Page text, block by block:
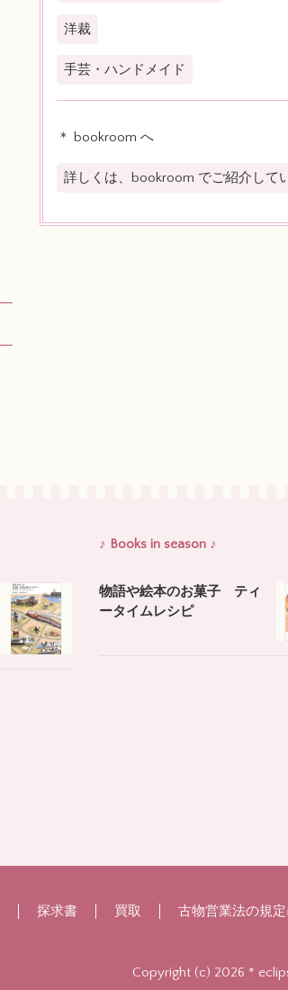
洋裁
手芸・ハンドメイド
＊ bookroom へ
詳しくは、bookroom でご紹介して
♪ Books in season ♪
物語や絵本のお菓子 ティ
ータイムレシピ
探求書 買取 古物営業法の規
Copyright (c) 2026 *